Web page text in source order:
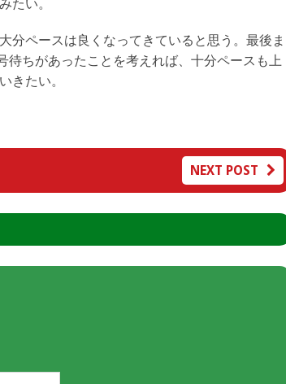
たい。
分ペースは良くなってきていると思う。最後ま
ちがあったことを考えれば、十分ペースも上
きたい。
NEXT POST